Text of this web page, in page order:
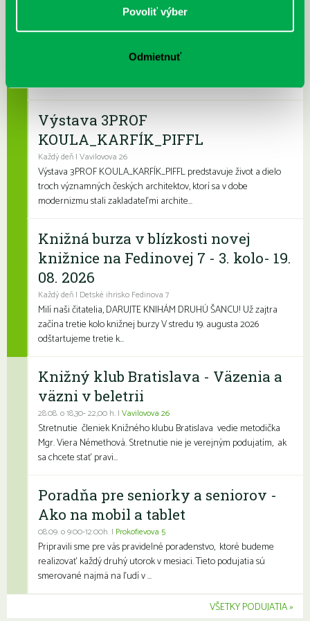
Povoliť výber
Odmietnuť
dotyk architektúry
Leto je konečne tu a my sme pre vás namiešali pestrý letný
Výstava 3PROF
KOULA_KARFÍK_PIFFL
Každý deň | Vavilovova 26
Výstava 3PROF KOULA_KARFÍK_PIFFL predstavuje život a dielo
troch významných českých architektov, ktorí sa v dobe
modernizmu stali zakladateľmi archite...
Knižná burza v blízkosti novej
knižnice na Fedinovej 7 - 3. kolo- 19.
08. 2026
Každý deň | Detské ihrisko Fedinova 7
Milí naši čitatelia, DARUJTE KNIHÁM DRUHÚ ŠANCU! Už zajtra
začína tretie kolo knižnej burzy V stredu 19. augusta 2026
odštartujeme tretie k...
Knižný klub Bratislava - Väzenia a
väzni v beletrii
28.08. o 18,30- 22,00 h. | Vavilovova 26
Stretnutie členiek Knižného klubu Bratislava vedie metodička
Mgr. Viera Némethová. Stretnutie nie je verejným podujatím, ak
sa chcete stať pravi...
Poradňa pre seniorky a seniorov -
Ako na mobil a tablet
08.09. o 9:00-12:00h. | Prokofievova 5
Pripravili sme pre vás pravidelné poradenstvo, ktoré budeme
realizovať každý druhý utorok v mesiaci. Tieto podujatia sú
smerované najmä na ľudí v ...
VŠETKY PODUJATIA